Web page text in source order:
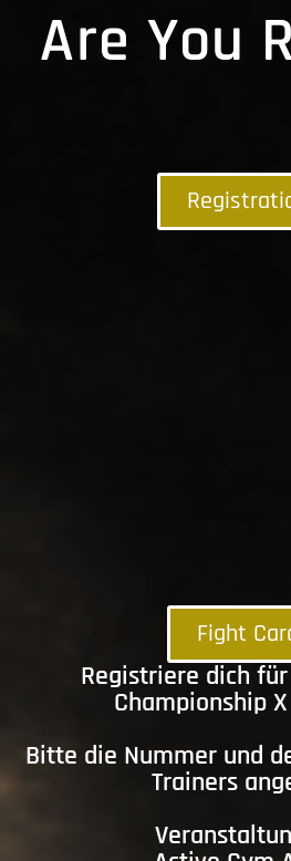
Are You
Fight
Registriere dich
Championship
Bitte die Nummer und
Trainers